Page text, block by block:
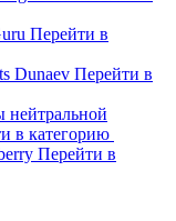
Перейти в
Dunaev Перейти в
нейтральной
в категорию
Перейти в